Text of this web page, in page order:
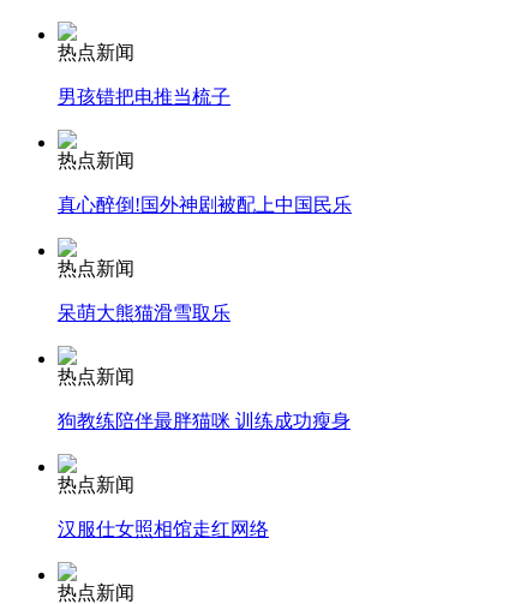
外交部：反对强权政治霸凌主义
外交部：有关国家言论片面不公正
安徽一实载49人客车翻车
消防员救轻生者
热点新闻
男孩错把电推当梳子
热点新闻
真心醉倒!国外神剧被配上中国民乐
热点新闻
呆萌大熊猫滑雪取乐
热点新闻
狗教练陪伴最胖猫咪 训练成功瘦身
热点新闻
汉服仕女照相馆走红网络
热点新闻